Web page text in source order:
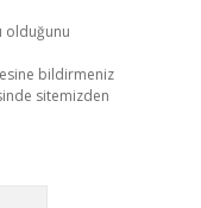
olduğunu
bildirmeniz
sitemizden